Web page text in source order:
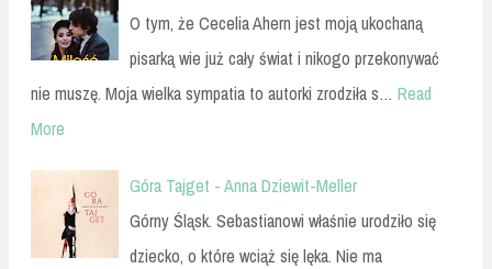
O tym, że Cecelia Ahern jest moją ukochaną
pisarką wie już cały świat i nikogo przekonywać
nie muszę. Moja wielka sympatia to autorki zrodziła s… Read
More
Góra Tajget - Anna Dziewit-Meller
Górny Śląsk. Sebastianowi właśnie urodziło się
dziecko, o które wciąż się lęka. Nie ma